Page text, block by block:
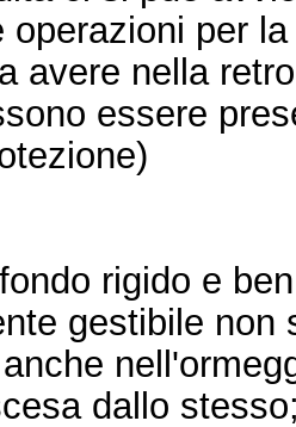
operazioni per
avere nella
essere
rigido e
gestibile
dallo